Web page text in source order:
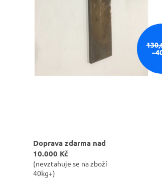
Doprava zdarma nad
10.000 Kč
(nevztahuje se na zboží
40kg+)